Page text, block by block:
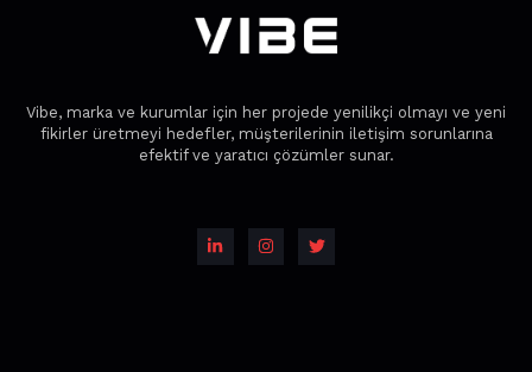
Vibe, marka ve kurumlar için her projede yenilikçi olmayı ve yeni
fikirler üretmeyi hedefler, müşterilerinin iletişim sorunlarına
efektif ve yaratıcı çözümler sunar.